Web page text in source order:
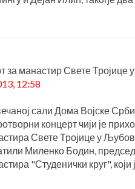
за манастир Свете Тројице
12:58
сали Дома Војске
концерт чији је
Свете Тројице у
Миленко Бодин,
"Студенички круг",